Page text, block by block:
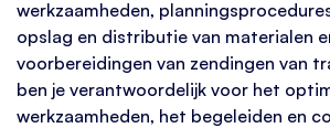
werkzaamheden,
opslag en distributie van materialen
voorbereidingen van zendingen van
ben je verantwoordelijk voor het
werkzaamheden, het begeleiden en